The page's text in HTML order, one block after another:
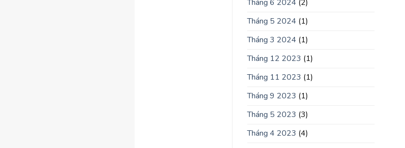
Tháng 6 2024 (2)
Tháng 5 2024 (1)
Tháng 3 2024 (1)
Tháng 12 2023 (1)
Tháng 11 2023 (1)
Tháng 9 2023 (1)
Tháng 5 2023 (3)
Tháng 4 2023 (4)